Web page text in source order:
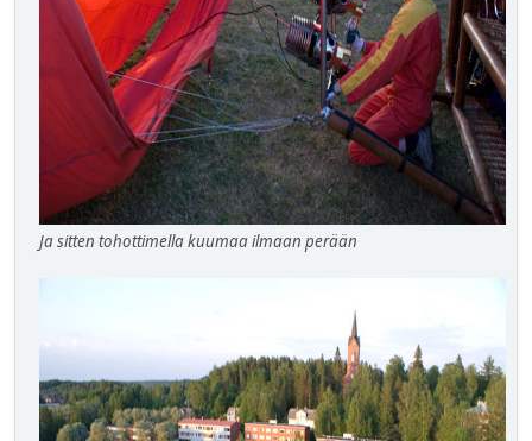
Ja sitten tohottimella kuumaa ilmaan perään